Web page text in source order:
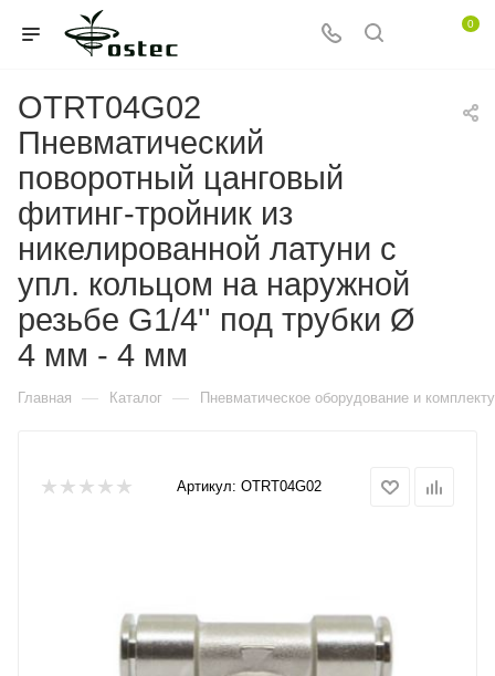
0
OTRT04G02
Пневматический
поворотный цанговый
фитинг-тройник из
никелированной латуни с
упл. кольцом на наружной
резьбе G1/4'' под трубки Ø
4 мм - 4 мм
Главная — Каталог — Пневматическое оборудование и
Артикул: OTRT04G02